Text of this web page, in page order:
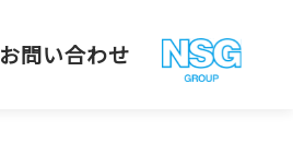
お問い合わせ